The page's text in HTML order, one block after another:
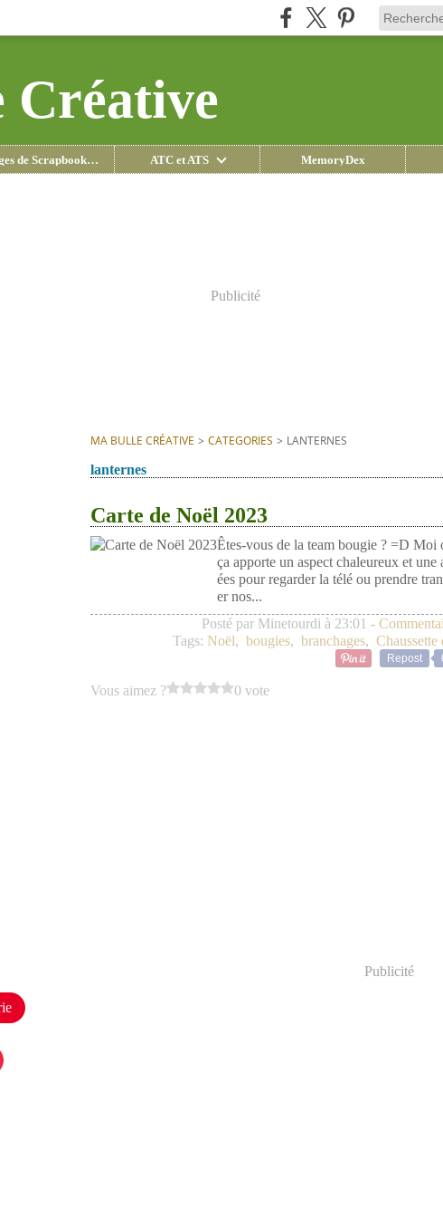
Créative
Pages de Scrapbooking ATC et ATS MemoryDex
Publicité
MA BULLE CRÉATIVE > CATEGORIES > LANTERNES
lanternes
Carte de Noël 2023
Êtes-vous de la team bougie ? =D
ça apporte un aspect chaleureux et
ées pour regarder la télé ou prendre
er nos...
Posté par Minetourdi à 23:01 -
Tags: Noël, bougies, branchages, Chaussette
Repost
Vous aimez ? 0 vote
Publicité